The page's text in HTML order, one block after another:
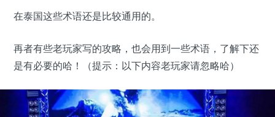
在泰国这些术语还是比较通用的。
再者有些老玩家写的攻略，也会用到一些术语，了解下还
是有必要的哈！（提示：以下内容老玩家请忽略哈）